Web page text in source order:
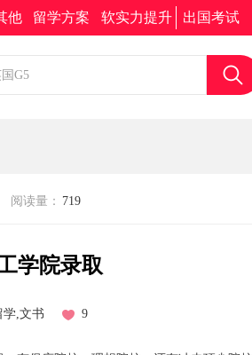
加入我们
社会招聘
留学助手小程序
他 留学方案 软实力提升 出国考试
阅读量： 719
学院录取
学,文书 9